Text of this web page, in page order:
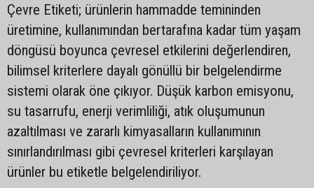
Çevre Etiketi; ürünlerin hammadde temininden
üretimine, kullanımından bertarafına kadar tüm yaşam
döngüsü boyunca çevresel etkilerini değerlendiren,
bilimsel kriterlere dayalı gönüllü bir belgelendirme
sistemi olarak öne çıkıyor. Düşük karbon emisyonu,
su tasarrufu, enerji verimliliği, atık oluşumunun
azaltılması ve zararlı kimyasalların kullanımının
sınırlandırılması gibi çevresel kriterleri karşılayan
ürünler bu etiketle belgelendiriliyor.